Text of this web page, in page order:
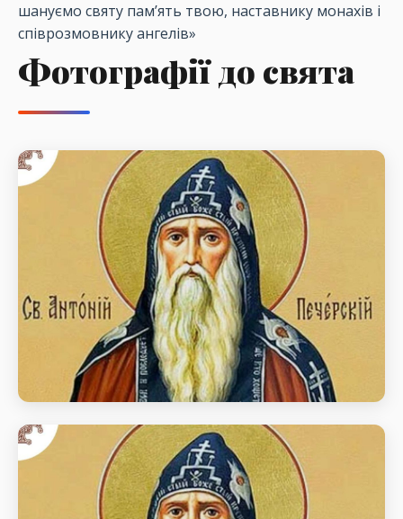
шануємо святу пам’ять твою, наставнику монахів і
співрозмовнику ангелів»
Фотографії до свята
Преподобного Антонія Печерського
день пам’яті Преподобного Антонія Печерського